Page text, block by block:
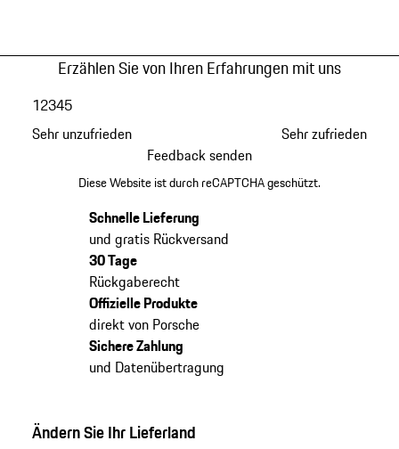
Erzählen Sie von Ihren Erfahrungen mit uns
Sehr unzufrieden
12345
Sehr zufrieden
Feedback senden
Diese Website ist durch reCAPTCHA geschützt.
Schnelle Lieferung
und gratis Rückversand
30 Tage
Rückgaberecht
Offizielle Produkte
direkt von Porsche
Sichere Zahlung
und Datenübertragung
Ändern Sie Ihr Lieferland